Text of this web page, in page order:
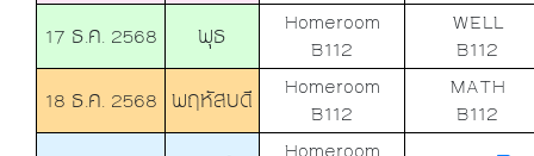
17 ธ.ค. 2568
พุธ
Homeroom
B112
WELL
B112
18 ธ.ค. 2568 พฤหัสบดี
Homeroom
B112
MATH
B112